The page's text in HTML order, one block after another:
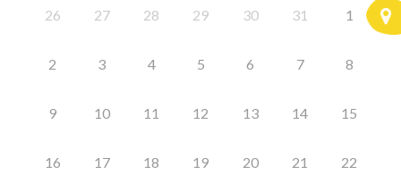
26 27 28 29 30 31 1
2 3 4 5 6 7 8
9 10 11 12 13 14 15
16 17 18 19 20 21 22